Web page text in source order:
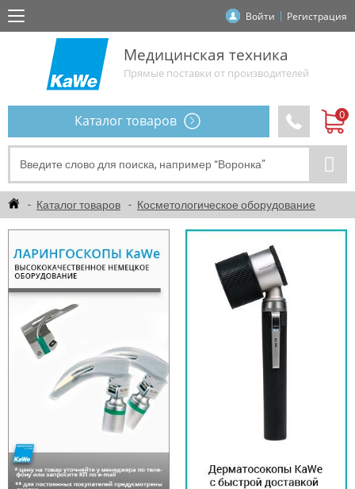
Войти Регистрация
Медицинская техника
Прямые поставки от производителей
Каталог товаров
Каталог товаров Косметологическое оборудование